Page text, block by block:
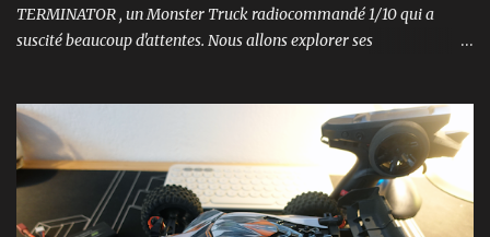
TERMINATOR , un Monster Truck radiocommandé 1/10 qui a
suscité beaucoup d'attentes. Nous allons explorer ses
distingue par son prix attractif et ses fonctionnalités intéressantes,
et nous allons examiner tout cela en profondeur. ----------------
------------------------- Lien affilié Aliexpress 👉​
https://s.click.aliexpress.com/e/_c3IM84VZ -- -------------------
----------------------